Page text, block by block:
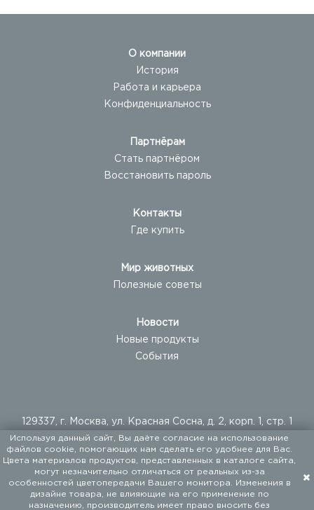
О компании
История
Работа и карьера
Конфиденциальность
Партнёрам
Стать партнёром
Восстановить пароль
Контакты
Где купить
Мир животных
Полезные советы
Новости
Новые продукты
События
129337, г. Москва, ул. Красная Сосна, д. 2, корп. 1, стр. 1
+ 7 (495) 960-20-40
+ 7 (495) 122-25-18
ООО «ФАЛКОН ПЕТ». Мы поставляем товары для
домашних животных с 1994 года.
Используя данный сайт, Вы даёте согласие на использование
файлов cookie, помогающих нам сделать его удобнее для Вас.
Цвета материалов продуктов, представленных в каталоге сайта,
могут незначительно отличаться от реальных из-за
особенностей цветопередачи Вашего монитора. Изменения в
дизайне товара, не влияющие на его применение по
назначению, производитель имеет право вносить без